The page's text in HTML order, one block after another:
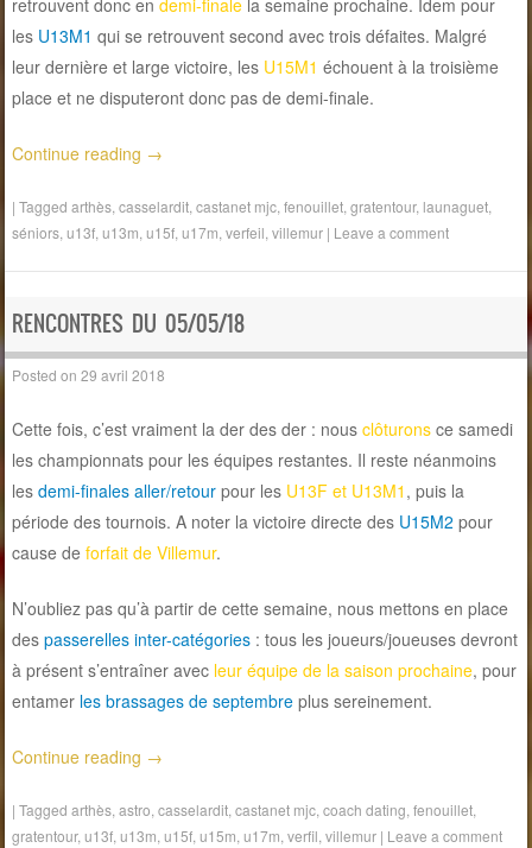
les U13M1 qui se retrouvent second avec trois défaites. Malgré
leur dernière et large victoire, les U15M1 échouent à la troisième
place et ne disputeront donc pas de demi-finale.
Continue reading →
|Taggedarthès ,casselardit ,castanet mjc ,fenouillet ,gratentour, launaguet
séniors ,u13f ,u13m ,u15f ,u17m ,verfeil ,villemur | Leave a comment
RENCONTRES DU 05/05/18
Posted on29 avril 2018
Cette fois, c’est vraiment la der des der : nousclôturons ce samedi
les championnats pour les équipes restantes. Il reste néanmoins
lesdemi-finales aller/retour pour les U13F et U13M1 , puis la
période des tournois. A noter la victoire directe des U15M2 pour
cause deforfait de Villemur.
N’oubliez pas qu’à partir de cette semaine, nous mettons en place
despasserelles inter-catégories : tous les joueurs/joueuses devront
à présent s’entraîner avec leur équipe de la saison prochaine, pour
entamer les brassages de septembre plus sereinement.
Continue reading →
|Taggedarthès ,astro ,casselardit ,castanet mjc ,coach dating ,fenouillet
gratentour,u13f ,u13m ,u15f ,u15m ,u17m ,verfil ,villemur | Leave a comment